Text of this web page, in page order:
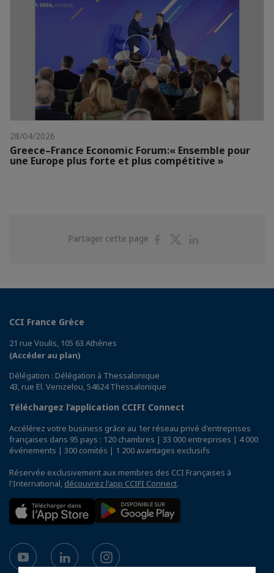
28/04/2026
Greece–France Economic Forum:« Ensemble pour
une Europe plus forte et plus compétitive »
Partager cette page
PartagerPartager
CCI France Grèce
21 rue Voulis, 105 63 Athènes
(Accéder au plan)
Délégation : Délégation à Thessalonique
43, rue El. Venizelou, 54624 Thessalonique
Téléchargez l’application CCIFI Connect
Accélérez votre business grâce au 1er réseau privé d'entreprises
françaises dans 95 pays : 120 chambres | 33 000 entreprises | 4 000
événements | 300 comités | 1 200 avantages exclusifs
Réservée exclusivement aux membres des CCI Françaises à
l'International, découvrez l'app CCIFI Connect.